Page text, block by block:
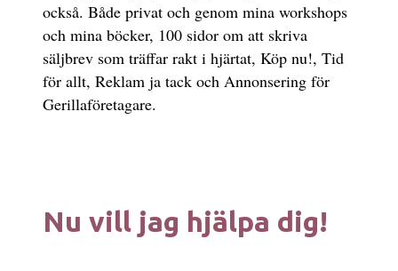
också. Både privat och genom mina workshops
och mina böcker, 100 sidor om att skriva
säljbrev som träffar rakt i hjärtat, Köp nu!, Tid
för allt, Reklam ja tack och Annonsering för
Gerillaföretagare.
Nu vill jag hjälpa dig!